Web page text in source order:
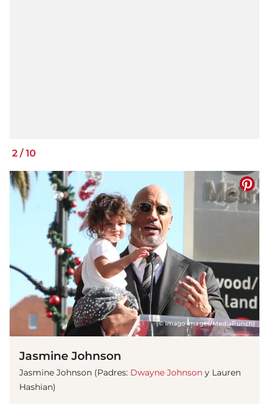
2 /10
(© Imago images/MediaPunch)
Jasmine Johnson
Jasmine Johnson (Padres: Dwayne Johnson y Lauren
Hashian)